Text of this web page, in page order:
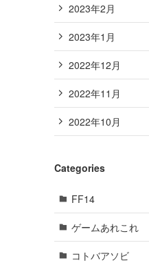
2023年2月
2023年1月
2022年12月
2022年11月
2022年10月
Categories
FF14
ゲームあれこれ
コトバアソビ